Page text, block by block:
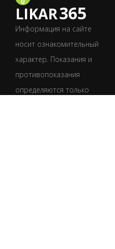
LIKAR365
Информация на сайте
носит ознакомительный
характер. Показания и
противопоказания
определяются только